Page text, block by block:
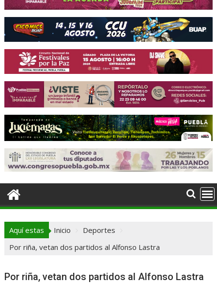
Aquí estas Inicio
Deportes
Por riña, vetan dos partidos al Alfonso Lastra
Por riña, vetan dos partidos al Alfonso Lastra